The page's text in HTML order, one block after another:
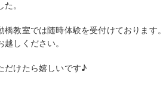
。
教室では随時体験を受付けております
しください。
だけたら嬉しいです♪